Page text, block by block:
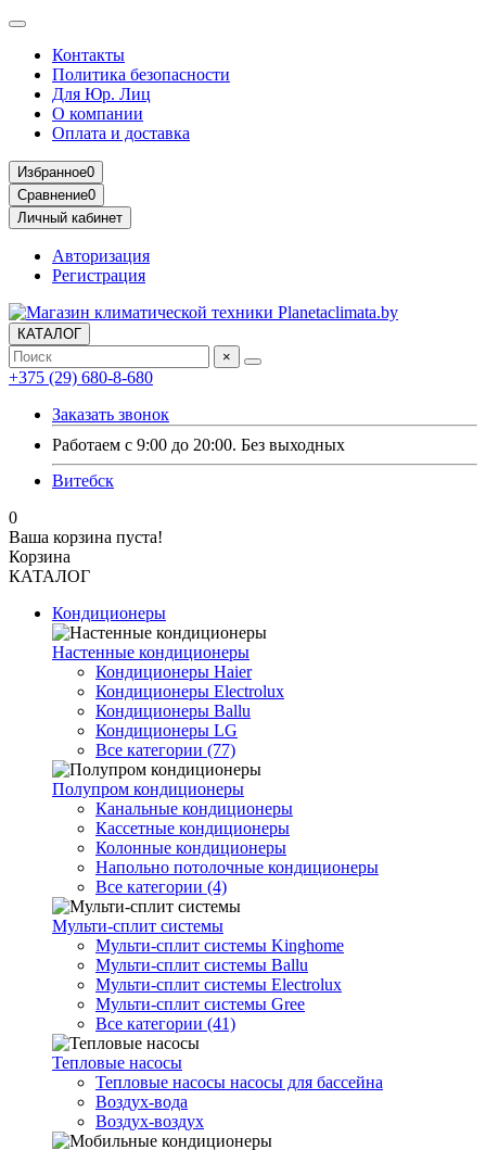
Контакты
Политика безопасности
Для Юр. Лиц
О компании
Оплата и доставка
Избранное0
Сравнение0
Личный кабинет
Авторизация
Регистрация
КАТАЛОГ
×
+375 (29) 680-8-680
Заказать звонок
Работаем с 9:00 до 20:00. Без выходных
Витебск
0
Ваша корзина пуста!
Корзина
КАТАЛОГ
Кондиционеры
Настенные кондиционеры
Кондиционеры Haier
Кондиционеры Electrolux
Кондиционеры Ballu
Кондиционеры LG
Все категории (77)
Полупром кондиционеры
Канальные кондиционеры
Кассетные кондиционеры
Колонные кондиционеры
Напольно потолочные кондиционеры
Все категории (4)
Мульти-сплит системы
Мульти-сплит системы Kinghome
Мульти-сплит системы Ballu
Мульти-сплит системы Electrolux
Мульти-сплит системы Gree
Все категории (41)
Тепловые насосы
Тепловые насосы насосы для бассейна
Воздух-вода
Воздух-воздух